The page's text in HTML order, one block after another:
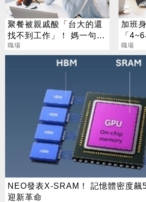
聚餐被親戚酸「台大的還
找不到工作」！ 媽一句神
回戰場秒靜音
職場
加班
「
行：
職場
NEO發表X-SRAM！ 記憶體密度飆
迎新革命